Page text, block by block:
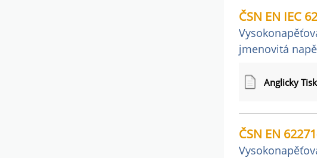
ČSN EN IEC
jmenovitá
Anglicky Tisk
ČSN EN